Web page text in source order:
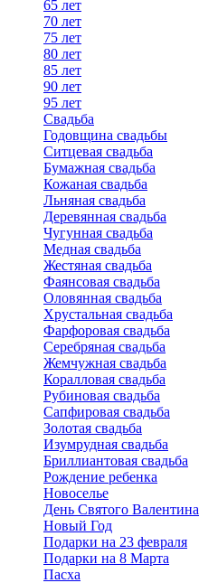
65 лет
70 лет
75 лет
80 лет
85 лет
90 лет
95 лет
Свадьба
Годовщина свадьбы
Ситцевая свадьба
Бумажная свадьба
Кожаная свадьба
Льняная свадьба
Деревянная свадьба
Чугунная свадьба
Медная свадьба
Жестяная свадьба
Фаянсовая свадьба
Оловянная свадьба
Хрустальная свадьба
Фарфоровая свадьба
Серебряная свадьба
Жемчужная свадьба
Коралловая свадьба
Рубиновая свадьба
Сапфировая свадьба
Золотая свадьба
Изумрудная свадьба
Бриллиантовая свадьба
Рождение ребенка
Новоселье
День Святого Валентина
Новый Год
Подарки на 23 февраля
Подарки на 8 Марта
Пасха